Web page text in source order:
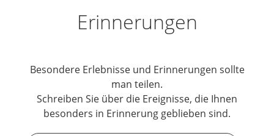
Erinnerungen
Besondere Erlebnisse und Erinnerungen sollte
man teilen.
Schreiben Sie über die Ereignisse, die Ihnen
besonders in Erinnerung geblieben sind.